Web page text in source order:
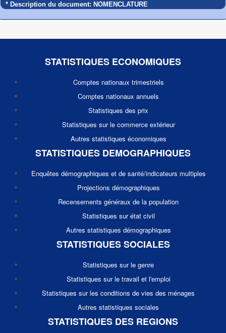
* Description du document: NOMENCLATURE
STATISTIQUES ECONOMIQUES
Comptes nationaux trimestriels
Comptes nationaux annuels
Statistiques des prix
Statistiques sur le commerce extérieur
Autres statistiques économiques
STATISTIQUES DEMOGRAPHIQUES
Enquêtes démographiques et de santé/indicateurs multiples
Projections démographiques
Recensements généraux de la population
Statistiques sur état civil
Autres statistiques démographiques
STATISTIQUES SOCIALES
Statistiques sur le genre
Statistiques sur le travail et l'emploi
Statistiques sur les conditions de vies des ménages
Autres statistiques sociales
STATISTIQUES DES REGIONS